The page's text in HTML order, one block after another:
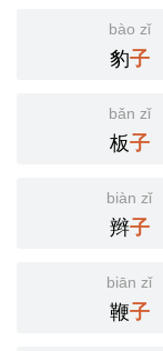
bào zǐ
豹子
bǎn zǐ
板子
biàn zǐ
辫子
biān zǐ
鞭子